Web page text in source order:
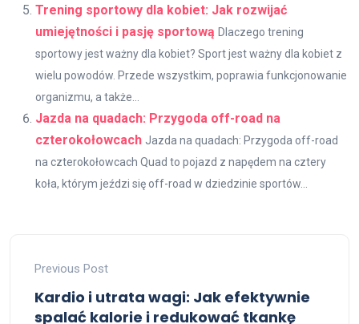
Trening sportowy dla kobiet: Jak rozwijać
umiejętności i pasję sportową Dlaczego trening
sportowy jest ważny dla kobiet? Sport jest ważny dla kobiet z
wielu powodów. Przede wszystkim, poprawia funkcjonowanie
organizmu, a także...
Jazda na quadach: Przygoda off-road na
czterokołowcach Jazda na quadach: Przygoda off-road
na czterokołowcach Quad to pojazd z napędem na cztery
koła, którym jeździ się off-road w dziedzinie sportów...
Previous Post
Kardio i utrata wagi: Jak efektywnie
spalać kalorie i redukować tkankę